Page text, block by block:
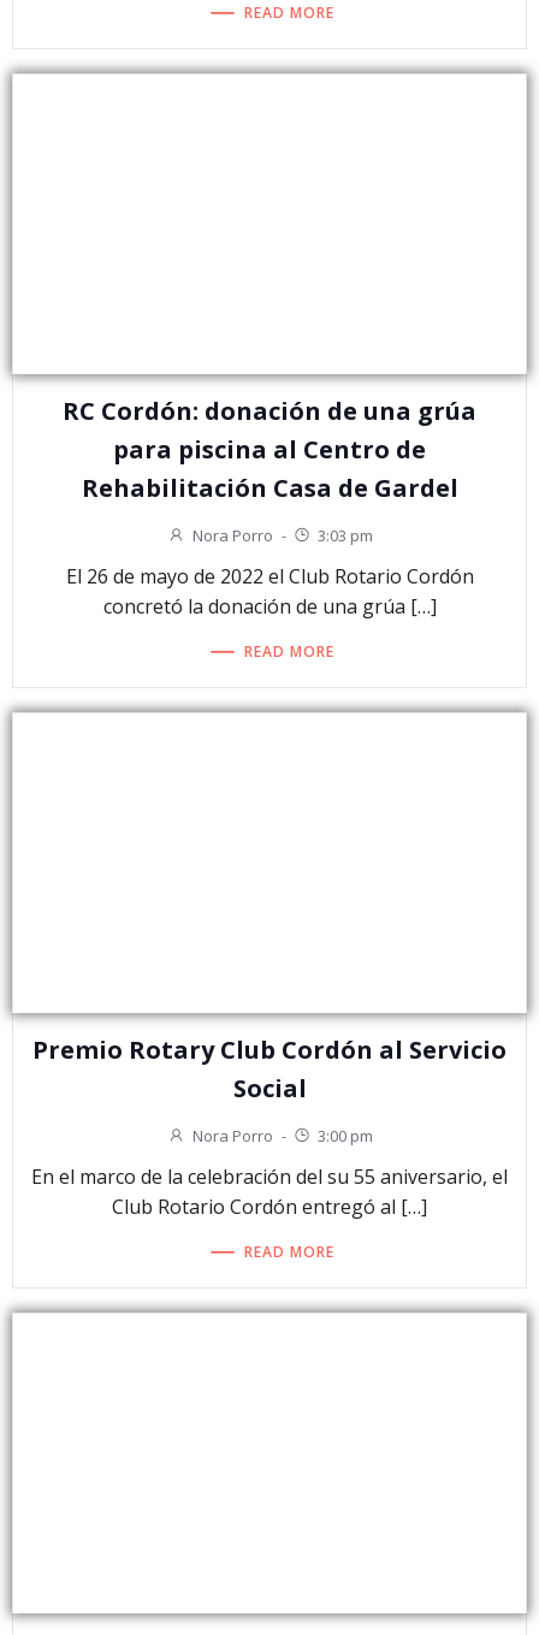
READ MORE
RC Cordón: donación de una grúa
para piscina al Centro de
Rehabilitación Casa de Gardel
Nora Porro - 3:03 pm
El 26 de mayo de 2022 el Club Rotario Cordón
concretó la donación de una grúa […]
READ MORE
Premio Rotary Club Cordón al Servicio
Social
Nora Porro - 3:00 pm
En el marco de la celebración del su 55 aniversario, el
Club Rotario Cordón entregó al […]
READ MORE